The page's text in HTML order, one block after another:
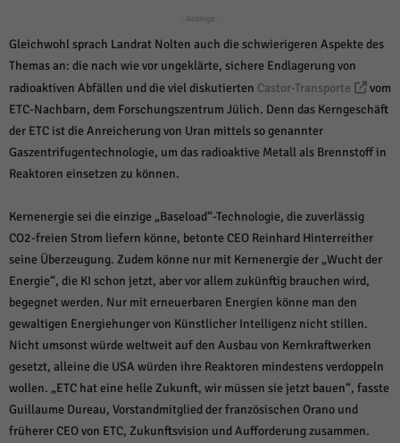
- Anzeige -
Gleichwohl sprach Landrat Nolten auch die schwierigeren Aspekte des
Themas an: die nach wie vor ungeklärte, sichere Endlagerung von
radioaktiven Abfällen und die viel diskutierten Castor-Transporte
vom
ETC-Nachbarn, dem Forschungszentrum Jülich. Denn das Kerngeschäft
der ETC ist die Anreicherung von Uran mittels so genannter
Gaszentrifugentechnologie, um das radioaktive Metall als Brennstoff in
Reaktoren einsetzen zu können.
Kernenergie sei die einzige „Baseload“-Technologie, die zuverlässig
CO2-freien Strom liefern könne, betonte CEO Reinhard Hinterreither
seine Überzeugung. Zudem könne nur mit Kernenergie der „Wucht der
Energie“, die KI schon jetzt, aber vor allem zukünftig brauchen wird,
begegnet werden. Nur mit erneuerbaren Energien könne man den
gewaltigen Energiehunger von Künstlicher Intelligenz nicht stillen.
Nicht umsonst würde weltweit auf den Ausbau von Kernkraftwerken
gesetzt, alleine die USA würden ihre Reaktoren mindestens verdoppeln
wollen. „ETC hat eine helle Zukunft, wir müssen sie jetzt bauen“, fasste
Guillaume Dureau, Vorstandmitglied der französischen Orano und
früherer CEO von ETC, Zukunftsvision und Aufforderung zusammen.